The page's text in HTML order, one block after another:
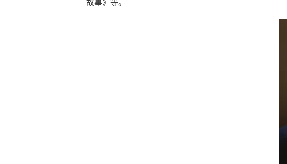
故事》等。